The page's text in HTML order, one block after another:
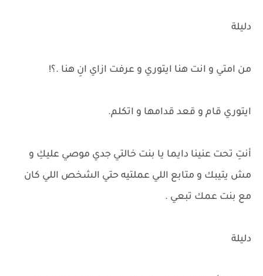
دليلة
من امتي و انت هنا ايتوري و عرفت ازاي انِ هنا .؟!
ايتوري قام و قعد قدامها و اتكلم.
أنتِ تحت عنينا دايما يا بنت خالتي جدي موصي عليكِ و
مش يتيبك و متابع اللي عملتيه حتي الشخص اللي كان
مع بنت عمك تبعي .
دليلة